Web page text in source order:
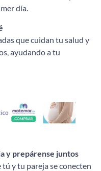
día.
que cuidan tu salud y
ayudando a tu
y prepárense juntos
tú y tu pareja se conecten